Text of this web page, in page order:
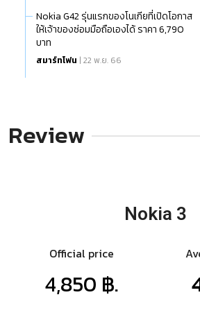
Nokia G42 รุ่นแรกของโนเกียที่เปิดโอกาส
ให้เจ้าของซ่อมมือถือเองได้ ราคา 6,790
บาท
สมาร์ทโฟน | 22 พ.ย. 66
Review
Nokia 3
Official price
4,850 ฿.